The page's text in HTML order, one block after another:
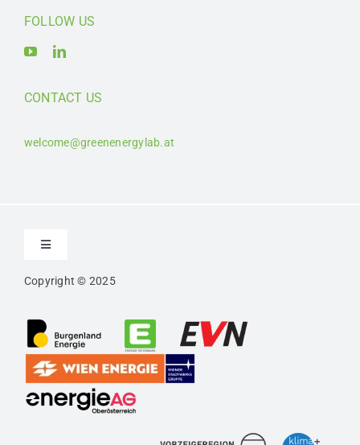
FOLLOW US
CONTACT US
welcome@greenenergylab.at
Toggle
Kontakt
Impressum
Datenschutz
Copyright © 2025